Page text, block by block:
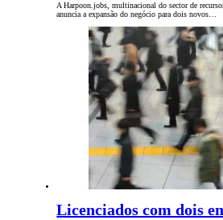
A Harpoon.jobs, multinacional do sector de
anuncia a expansão do negócio para dois novos…
Licenciados com dois